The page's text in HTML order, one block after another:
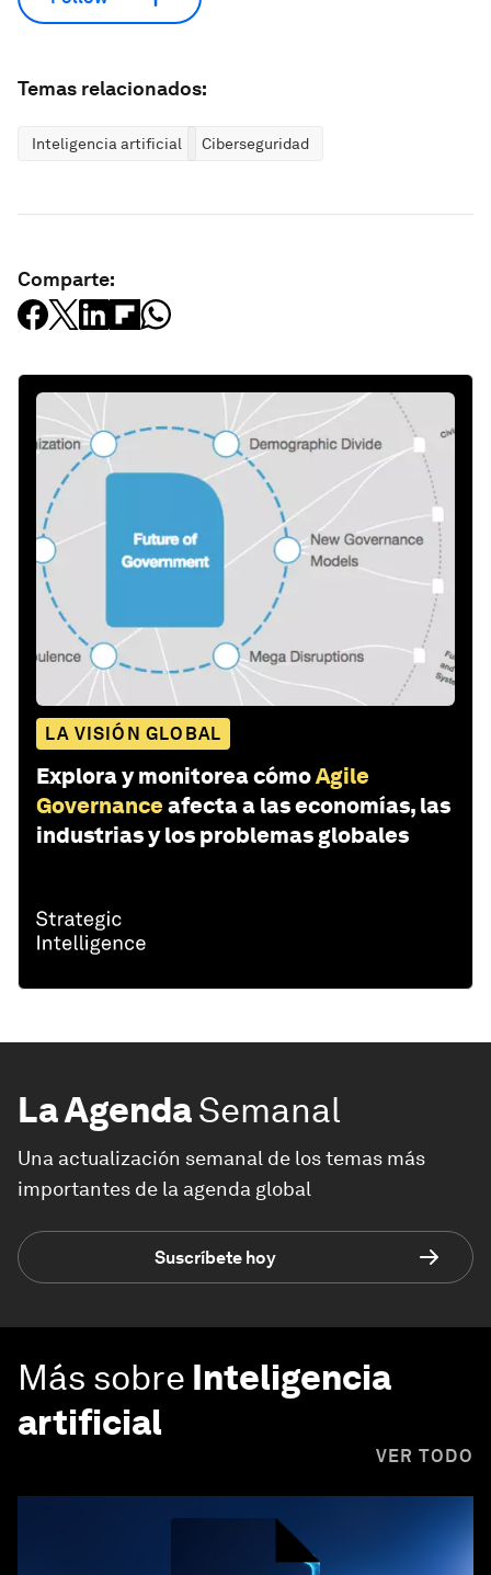
Temas relacionados:
Inteligencia artificial Ciberseguridad
Comparte:
LA VISIÓN GLOBAL
Explora y monitorea cómoAgile
Governance afecta a las economías, las
industrias y los problemas globales
La AgendaSemanal
Una actualización semanal de los temas más
importantes de la agenda global
Suscríbete hoy
Más sobre Inteligencia
artificial
VER TODO